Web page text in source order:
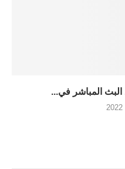
المباشر في...